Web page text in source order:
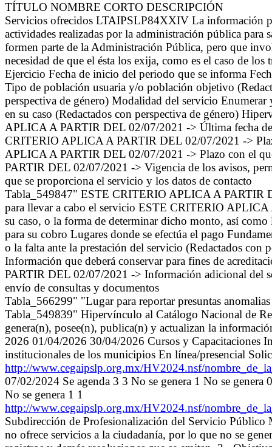
TÍTULO NOMBRE CORTO DESCRIPCIÓN
Servicios ofrecidos LTAIPSLP84XXIV La información
actividades realizadas por la administración pública para
formen parte de la Administración Pública, pero que
necesidad de que el ésta los exija, como es el caso de los
Ejercicio Fecha de inicio del periodo que se informa
Tipo de población usuaria y/o población objetivo
perspectiva de género) Modalidad del servicio
en su caso (Redactados con perspectiva de género)
APLICA A PARTIR DEL 02/07/2021 -> Última fecha
CRITERIO APLICA A PARTIR DEL 02/07/2021 ->
APLICA A PARTIR DEL 02/07/2021 -> Plazo con el
PARTIR DEL 02/07/2021 -> Vigencia de los avisos,
que se proporciona el servicio y los datos de contacto
Tabla_549847" ESTE CRITERIO APLICA A PARTIR
para llevar a cabo el servicio ESTE CRITERIO
su caso, o la forma de determinar dicho monto, así
para su cobro Lugares donde se efectúa el pago
o la falta ante la prestación del servicio (Redactados
Información que deberá conservar para fines de
PARTIR DEL 02/07/2021 -> Información adicional del
envío de consultas y documentos
Tabla_566299" "Lugar para reportar presuntas anomalias
Tabla_549839" Hipervínculo al Catálogo Nacional de
genera(n), posee(n), publica(n) y actualizan la
2026 01/04/2026 30/04/2026 Cursos y Capacitaciones
institucionales de los municipios En línea/presencial
http://www.cegaipslp.org.mx/HV2024.nsf/
07/02/2024 Se agenda 3 3 No se genera 1 No se
No se genera 1 1
http://www.cegaipslp.org.mx/HV2024.nsf/
Subdirección de Profesionalización del Servicio
no ofrece servicios a la ciudadanía, por lo que no se